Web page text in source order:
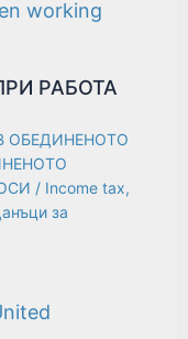
РАБОТА
ОБЕДИНЕНОТО
/ Income tax,
за